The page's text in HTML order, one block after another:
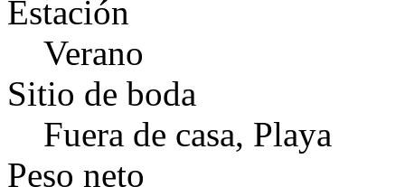
Estación
Verano
Sitio de boda
Fuera de casa, Playa
Peso neto